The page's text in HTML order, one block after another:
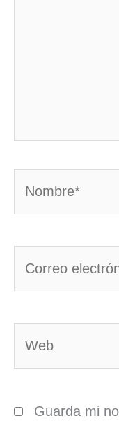
Guarda mi